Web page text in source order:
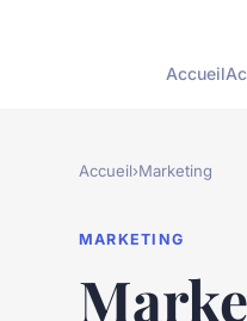
Accueil
Accueil›Marketing
MARKETING